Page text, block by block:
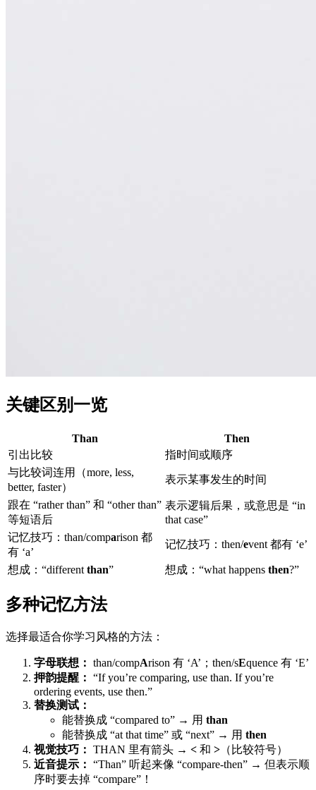
关键区别一览
Than
Then
引出比较
指时间或顺序
与比较词连用（more, less,
better, faster）
表示某事发生的时间
跟在 “rather than” 和 “other than”
等短语后
表示逻辑后果，或意思是 “in
that case”
记忆技巧：than/comparison 都
有 ‘a’
记忆技巧：then/event 都有 ‘e’
想成：“different than” 想成：“what happens then?”
多种记忆方法
选择最适合你学习风格的方法：
字母联想： than/compArison 有 ‘A’；then/sEquence 有 ‘E’
押韵提醒： “If you’re comparing, use than. If you’re
ordering events, use then.”
替换测试：
能替换成 “compared to” → 用 than
能替换成 “at that time” 或 “next” → 用 then
视觉技巧： THAN 里有箭头 → < 和 > （比较符号）
近音提示： “Than” 听起来像 “compare-then” → 但表示顺
序时要去掉 “compare”！